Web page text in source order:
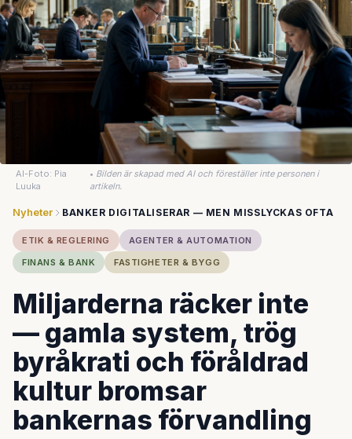
AI-Foto: Pia
Luuka
• Bilden är skapad med AI och föreställer inte personen i
artikeln.
Nyheter BANKER DIGITALISERAR — MEN MISSLYCKAS OFTA
ETIK & REGLERING
AGENTER & AUTOMATION
FINANS & BANK
FASTIGHETER & BYGG
Miljarderna räcker inte
— gamla system, trög
byråkrati och föråldrad
kultur bromsar
bankernas förvandling